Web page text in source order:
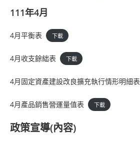
111年4月
4月平衡表 下載
4月收支餘絀表 下載
4月固定資產建設改良擴充執行情形明細表
4月產品銷售營運量值表 下載
政策宣導(內容)